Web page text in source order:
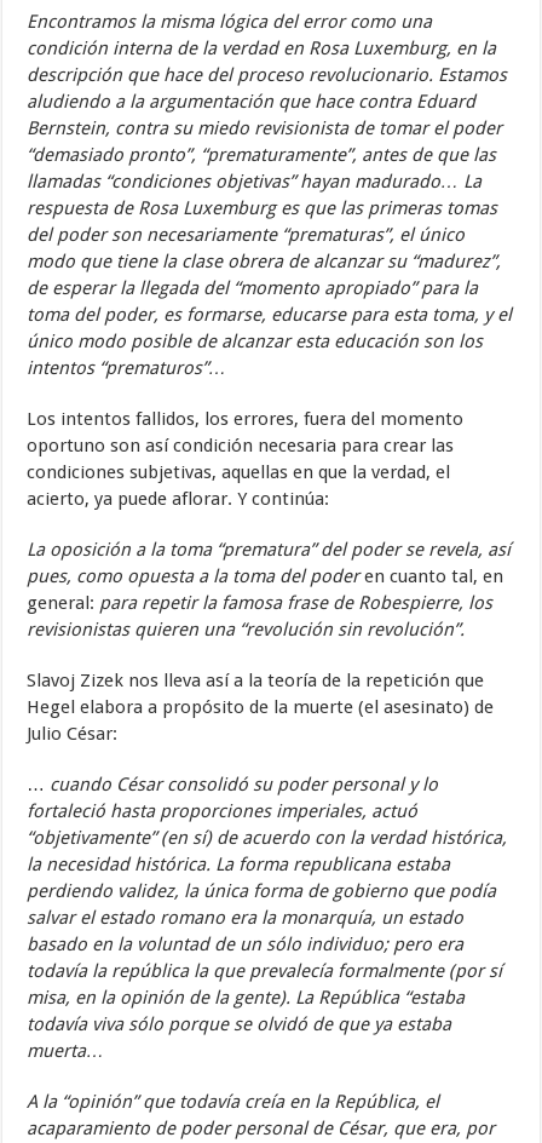
Encontramos la misma lógica del error como una
condición interna de la verdad en Rosa Luxemburg, en la
descripción que hace del proceso revolucionario. Estamos
aludiendo a la argumentación que hace contra Eduard
Bernstein, contra su miedo revisionista de tomar el poder
“demasiado pronto”, “prematuramente”, antes de que las
llamadas “condiciones objetivas” hayan madurado… La
respuesta de Rosa Luxemburg es que las primeras tomas
del poder son necesariamente “prematuras”, el único
modo que tiene la clase obrera de alcanzar su “madurez”,
de esperar la llegada del “momento apropiado” para la
toma del poder, es formarse, educarse para esta toma, y el
único modo posible de alcanzar esta educación son los
intentos “prematuros”…
Los intentos fallidos, los errores, fuera del momento
oportuno son así condición necesaria para crear las
condiciones subjetivas, aquellas en que la verdad, el
acierto, ya puede aflorar. Y continúa:
La oposición a la toma “prematura” del poder se revela, así
pues, como opuesta a la toma del poderen cuanto tal, en
general: para repetir la famosa frase de Robespierre, los
revisionistas quieren una “revolución sin revolución”.
Slavoj Zizek nos lleva así a la teoría de la repetición que
Hegel elabora a propósito de la muerte (el asesinato) de
Julio César:
… cuando César consolidó su poder personal y lo
fortaleció hasta proporciones imperiales, actuó
“objetivamente” (en sí) de acuerdo con la verdad histórica,
la necesidad histórica. La forma republicana estaba
perdiendo validez, la única forma de gobierno que podía
salvar el estado romano era la monarquía, un estado
basado en la voluntad de un sólo individuo; pero era
todavía la república la que prevalecía formalmente (por sí
misa, en la opinión de la gente). La República “estaba
todavía viva sólo porque se olvidó de que ya estaba
muerta…
A la “opinión” que todavía creía en la República, el
acaparamiento de poder personal de César, que era, por